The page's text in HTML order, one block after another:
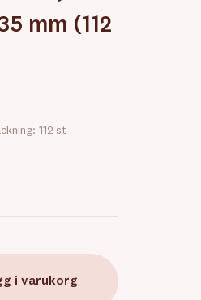
mm (112
112 st
i varukorg